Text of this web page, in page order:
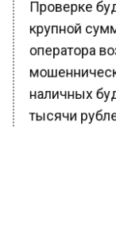
Проверке
крупной
оператора
наличных
тысячи